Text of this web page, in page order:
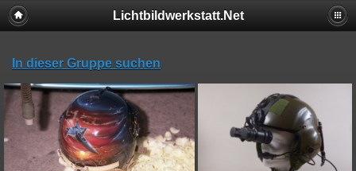
Lichtbildwerkstatt.Net
In dieser Gruppe suchen